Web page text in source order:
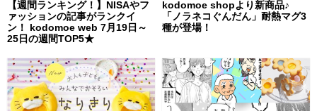
【週間ランキング！】NISAやフ
ァッションの記事がランクイ
ン！ kodomoe web 7月19日～
25日の週間TOP5★
kodomoe shopより新商品♪
「ノラネコぐんだん」耐熱マグ3
種が登場！